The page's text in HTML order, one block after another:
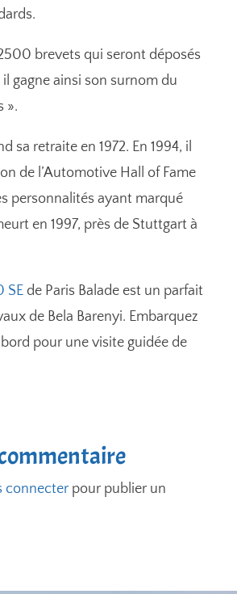
brevets qui seront déposés
il gagne ainsi son surnom du
».
sa retraite en 1972. En 1994, il
de l’Automotive Hall of Fame
personnalités ayant marqué
en 1997, près de Stuttgart à
SE de Paris Balade est un parfait
de Bela Barenyi. Embarquez
pour une visite guidée de
connecterpour publier un